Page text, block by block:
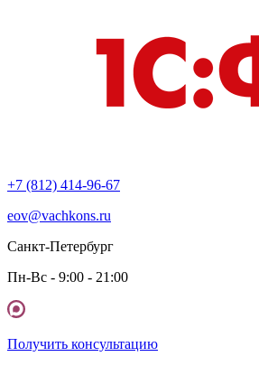
+7 (812) 414-96-67
eov@vachkons.ru
Санкт-Петербург
Пн-Вс - 9:00 - 21:00
Получить консультацию